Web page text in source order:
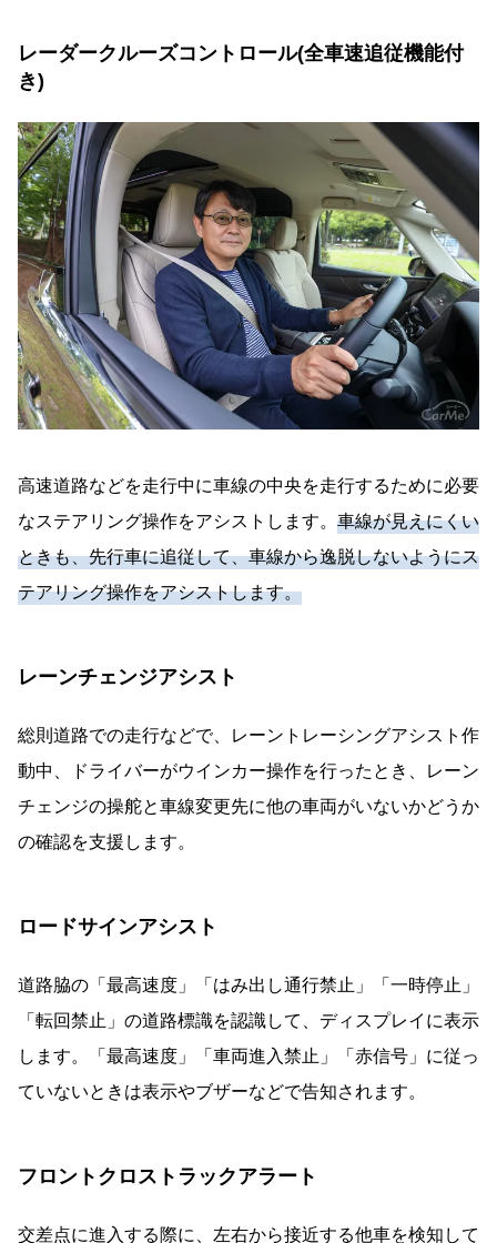
レーダークルーズコントロール(全車速追従機能付
き)
高速道路などを走行中に車線の中央を走行するために必要
なステアリング操作をアシストします。 車線が見えにくい
ときも、先行車に追従して、車線から逸脱しないようにス
テアリング操作をアシストします。
レーンチェンジアシスト
総則道路での走行などで、レーントレーシングアシスト作
動中、ドライバーがウインカー操作を行ったとき、レーン
チェンジの操舵と車線変更先に他の車両がいないかどうか
の確認を支援します。
ロードサインアシスト
道路脇の「最高速度」「はみ出し通行禁止」「一時停止」
「転回禁止」の道路標識を認識して、ディスプレイに表示
します。「最高速度」「車両進入禁止」「赤信号」に従っ
ていないときは表示やブザーなどで告知されます。
フロントクロストラックアラート
交差点に進入する際に、左右から接近する他車を検知して